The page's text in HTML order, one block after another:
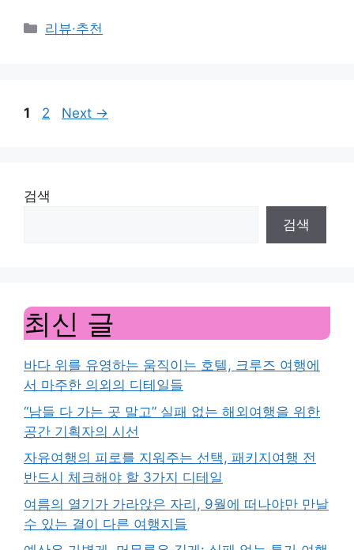
Categories
리뷰·추천
Page
1 Page
2 Next →
검색
검색
최신 글
바다 위를 유영하는 움직이는 호텔, 크루즈 여행에
서 마주한 의외의 디테일들
“남들 다 가는 곳 말고” 실패 없는 해외여행을 위한
공간 기획자의 시선
자유여행의 피로를 지워주는 선택, 패키지여행 전
반드시 체크해야 할 3가지 디테일
여름의 열기가 가라앉은 자리, 9월에 떠나야만 만날
수 있는 결이 다른 여행지들